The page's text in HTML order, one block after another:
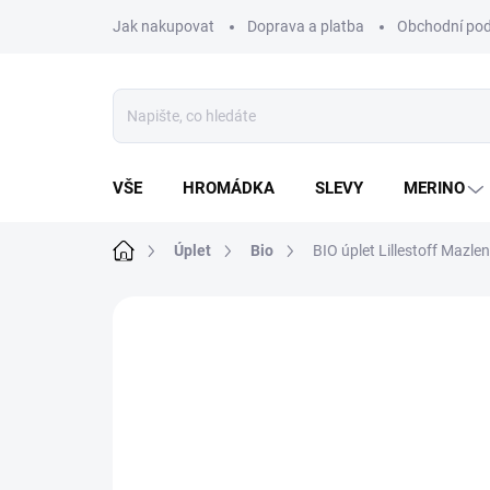
Jak nakupovat Doprava a platba Obchodní
VŠE HROMÁDKA SLEVY MERINO
Domů Úplet Bio BIO úplet Lillestoff